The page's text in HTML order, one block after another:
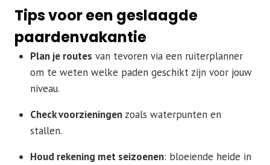
Tips voor een geslaagde
paardenvakantie
Plan je routes van tevoren via een ruiterplanner
om te weten welke paden geschikt zijn voor jouw
niveau.
Check voorzieningenzoals waterpunten en
stallen.
Houd rekening met seizoenen: bloeiende heide in